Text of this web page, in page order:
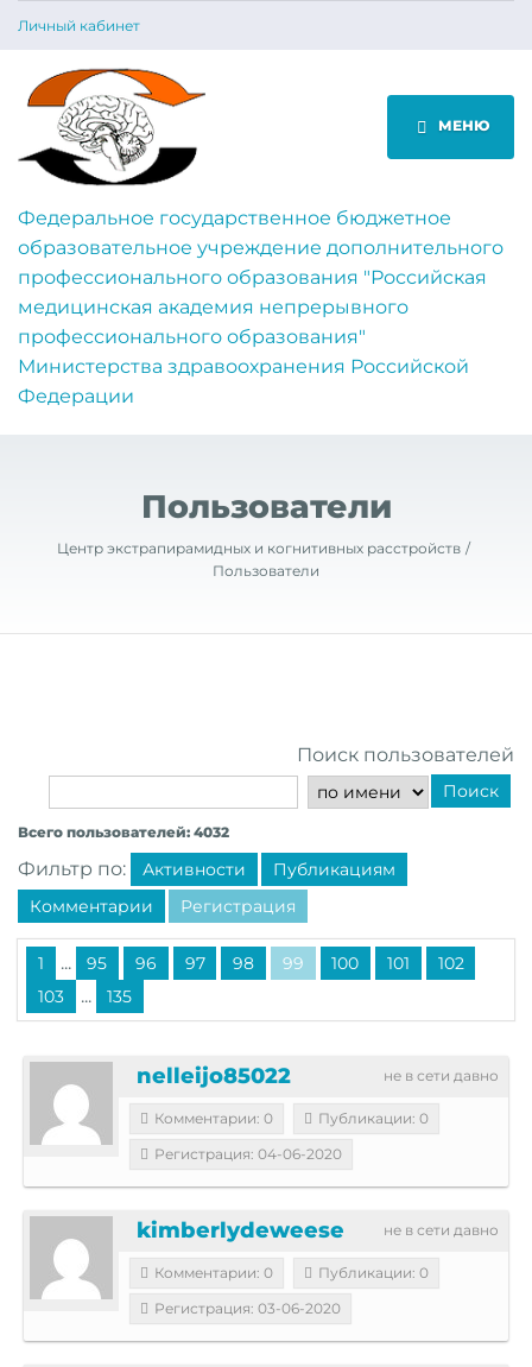
Личный кабинет
МЕНЮ
Федеральное государственное бюджетное
образовательное учреждение дополнительного
профессионального образования "Российская
медицинская академия непрерывного
профессионального образования"
Министерства здравоохранения Российской
Федерации
Пользователи
Центр экстрапирамидных и когнитивных расстройств
Пользователи
Поиск пользователей
Поиск
Всего пользователей: 4032
Фильтр по: Активности
Публикациям
Комментарии
Регистрация
1 ... 95 96 97 98 99 100 101
102
103
... 135
не в сети давно
nelleijo85022
Комментарии: 0
Публикации: 0
Регистрация: 04-06-2020
не в сети давно
kimberlydeweese
Комментарии: 0
Публикации: 0
Регистрация: 03-06-2020